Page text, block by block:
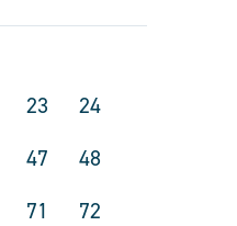
23
24
47
48
71
72